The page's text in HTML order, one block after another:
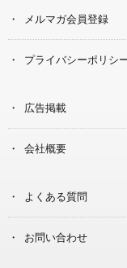
メルマガ会員登録
プライバシーポリシ
広告掲載
会社概要
よくある質問
お問い合わせ